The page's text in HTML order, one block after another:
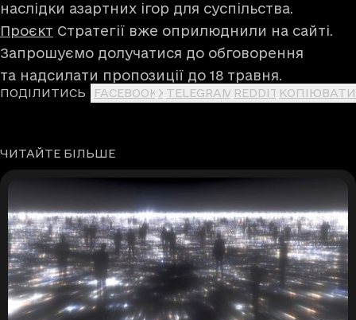
наслідки азартних ігор для суспільства.
Проєкт Стратегії вже оприлюднили на сайті.
Запрошуємо долучатися до обговорення
та надсилати пропозиції до 18 травня.
ПОДІЛИТИСЬ FACEBOOK X TELEGRAM REDDIT КОПІЮВАТИ
ЧИТАЙТЕ БІЛЬШЕ